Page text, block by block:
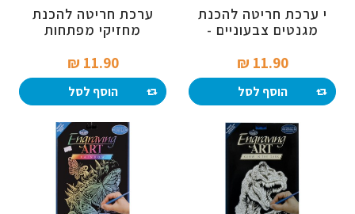
י ערכת חריטה להכנת
מגנטים צבעוניים -
11.90 ₪‎
הוסף לסל
ערכת חריטה להכנת
מחזיקי מפתחות
11.90 ₪‎
הוסף לסל